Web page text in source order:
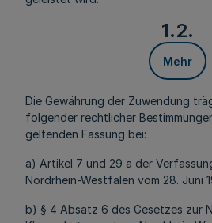
1.2.
Mehr
Die Gewährung der Zuwendung
folgender rechtlicher
geltenden Fassung bei:
a) Artikel 7 und 29 a der
Nordrhein-Westfalen vom 28. Juni
b) § 4 Absatz 6 des Gesetzes zur